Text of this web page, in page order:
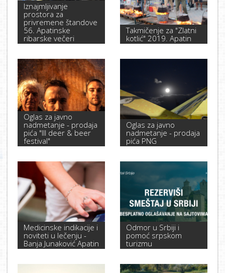
Iznajmljivanje
prostora za
privremene štandove
56. Apatinske
ribarske večeri
Takmičenje za "Zlatni
kotlić" 2019. Apatin
Oglas za javno
nadmetanje - prodaja
pića "III deer & beer
festival"
Oglas za javno
nadmetanje - prodaja
pića PNG
Medicinske indikacije i
noviteti u lečenju -
Banja Junaković Apatin
Odmor u Srbiji i
pomoć srpskom
turizmu